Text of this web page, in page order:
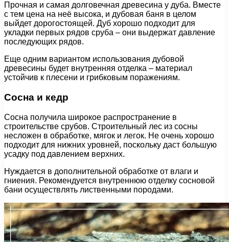
Прочная и самая долговечная древесина у дуба. Вместе
с тем цена на неё высока, и дубовая баня в целом
выйдет дорогостоящей. Дуб хорошо подходит для
укладки первых рядов сруба – они выдержат давление
последующих рядов.
Еще одним вариантом использования дубовой
древесины будет внутренняя отделка – материал
устойчив к плесени и грибковым поражениям.
Сосна и кедр
Сосна получила широкое распространение в
строительстве срубов. Строительный лес из сосны
несложен в обработке, мягок и легок. Не очень хорошо
подходит для нижних уровней, поскольку даст большую
усадку под давлением верхних.
Нуждается в дополнительной обработке от влаги и
гниения. Рекомендуется внутреннюю отделку сосновой
бани осуществлять лиственными породами.